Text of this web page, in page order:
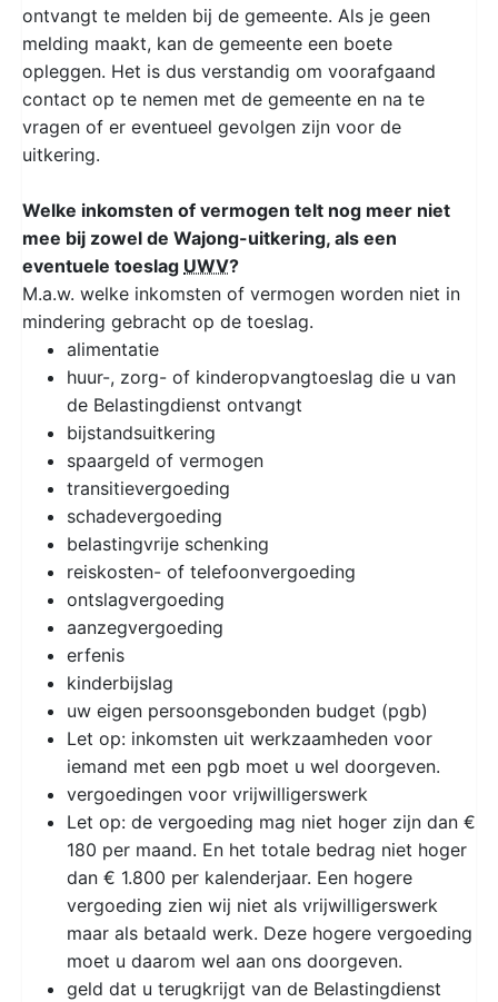
ontvangt te melden bij de gemeente. Als je geen
melding maakt, kan de gemeente een boete
opleggen. Het is dus verstandig om voorafgaand
contact op te nemen met de gemeente en na te
vragen of er eventueel gevolgen zijn voor de
uitkering.
Welke inkomsten of vermogen telt nog meer niet
mee bij zowel de Wajong-uitkering, als een
eventuele toeslag UWV?
M.a.w. welke inkomsten of vermogen worden niet in
mindering gebracht op de toeslag.
alimentatie
huur-, zorg- of kinderopvangtoeslag die u van
de Belastingdienst ontvangt
bijstandsuitkering
spaargeld of vermogen
transitievergoeding
schadevergoeding
belastingvrije schenking
reiskosten- of telefoonvergoeding
ontslagvergoeding
aanzegvergoeding
erfenis
kinderbijslag
uw eigen persoonsgebonden budget (pgb)
Let op: inkomsten uit werkzaamheden voor
iemand met een pgb moet u wel doorgeven.
vergoedingen voor vrijwilligerswerk
Let op: de vergoeding mag niet hoger zijn dan €
180 per maand. En het totale bedrag niet hoger
dan € 1.800 per kalenderjaar. Een hogere
vergoeding zien wij niet als vrijwilligerswerk
maar als betaald werk. Deze hogere vergoeding
moet u daarom wel aan ons doorgeven.
geld dat u terugkrijgt van de Belastingdienst